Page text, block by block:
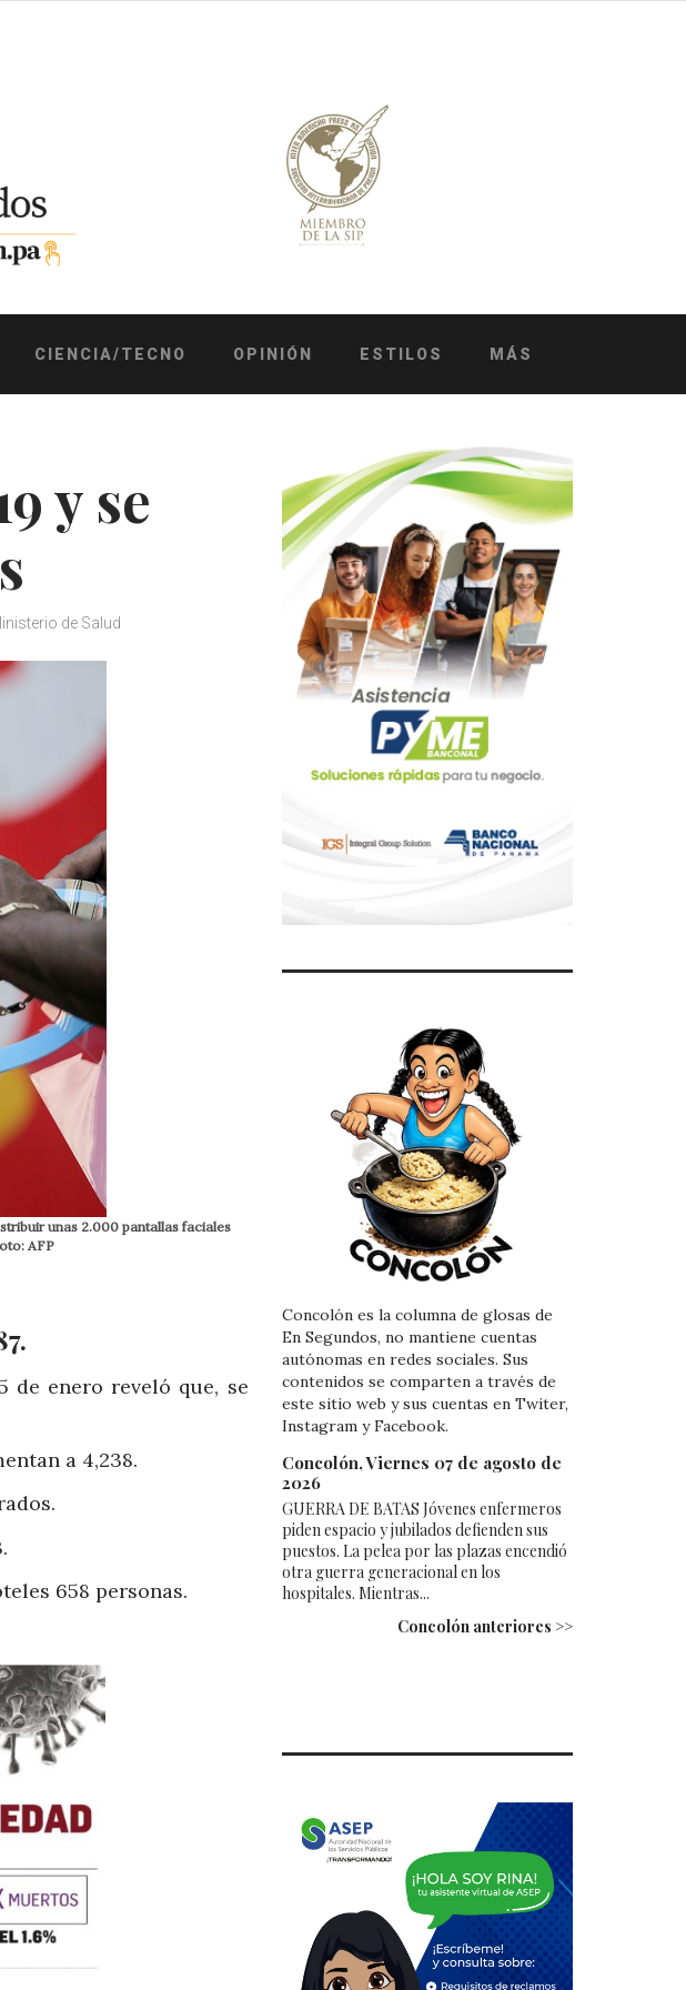
CIENCIA/TECNO OPINIÓN ESTILOS MÁS
y se
de Salud
unas 2.000 pantallas faciales
AFP
de enero reveló que, se
a 4,238.
658 personas.
Concolón es la columna de glosas de
En Segundos, no mantiene cuentas
autónomas en redes sociales. Sus
contenidos se comparten a través de
este sitio web y sus cuentas en Twiter,
Instagram y Facebook.
Concolón, Viernes 07 de agosto de
2026
GUERRA DE BATAS Jóvenes enfermeros
piden espacio y jubilados defienden sus
puestos. La pelea por las plazas encendió
otra guerra generacional en los
hospitales. Mientras...
Concolón anteriores >>